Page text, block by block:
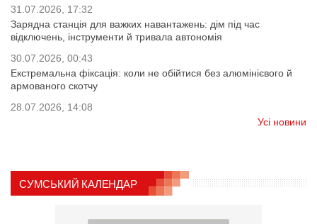
31.07.2026, 17:32
Зарядна станція для важких навантажень: дім під час
відключень, інструменти й тривала автономія
30.07.2026, 00:43
Екстремальна фіксація: коли не обійтися без алюмінієвого й
армованого скотчу
28.07.2026, 14:08
Усі новини
СУМСЬКИЙ КАЛЕНДАР